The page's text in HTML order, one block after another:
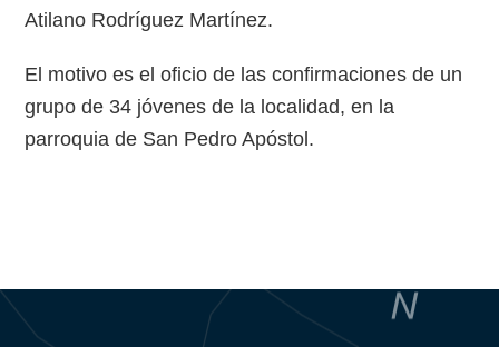
Atilano Rodríguez Martínez.
El motivo es el oficio de las confirmaciones de un
grupo de 34 jóvenes de la localidad, en la
parroquia de San Pedro Apóstol.